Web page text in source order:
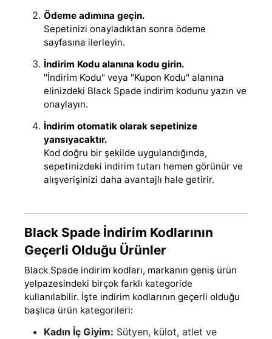
Ödeme adımına geçin.
Sepetinizi onayladıktan sonra ödeme
sayfasına ilerleyin.
İndirim Kodu alanına kodu girin.
"İndirim Kodu" veya "Kupon Kodu" alanına
elinizdeki Black Spade indirim kodunu yazın ve
onaylayın.
İndirim otomatik olarak sepetinize
yansıyacaktır.
Kod doğru bir şekilde uygulandığında,
sepetinizdeki indirim tutarı hemen görünür ve
alışverişinizi daha avantajlı hale getirir.
Black Spade İndirim Kodlarının
Geçerli Olduğu Ürünler
Black Spade indirim kodları, markanın geniş ürün
yelpazesindeki birçok farklı kategoride
kullanılabilir. İşte indirim kodlarının geçerli olduğu
başlıca ürün kategorileri:
Kadın İç Giyim: Sütyen, külot, atlet ve